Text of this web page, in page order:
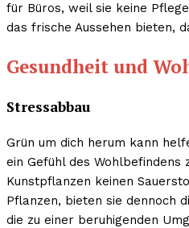
für Büros, weil sie keine
das frische Aussehen bieten,
Gesundheit und
Stressabbau
Grün um dich herum kann
ein Gefühl des Wohlbefindens
Kunstpflanzen keinen
Pflanzen, bieten sie dennoch
die zu einer beruhigenden